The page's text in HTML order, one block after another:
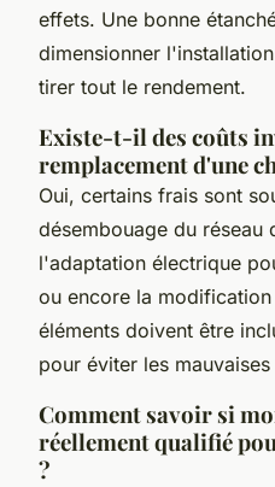
effets. Une bonne
dimensionner
tirer tout le rendement.
Existe-t-il des coûts
remplacement d'une
Oui, certains frais sont
désembouage du réseau
l'adaptation électrique
ou encore la
éléments doivent être
pour éviter les
Comment savoir si
réellement qualifié
?